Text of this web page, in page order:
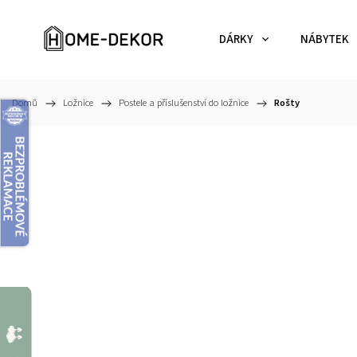
DÁRKY NÁBYTEK
Domů / Ložnice / Postele a příslušenství do ložnice / Rošty